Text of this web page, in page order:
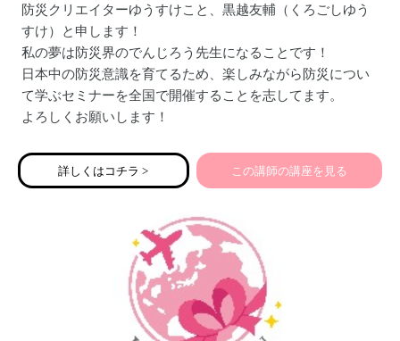
防災クリエイターゆうすけこと、黒越友輔（くろごしゆう
すけ）と申します！
私の夢は防災界のでんじろう先生になることです！
日本中の防災意識を育てるため、楽しみながら防災につい
て学ぶセミナーを全国で開催することを志してます。
よろしくお願いします！
詳しくはコチラ > この講師の講座を見る